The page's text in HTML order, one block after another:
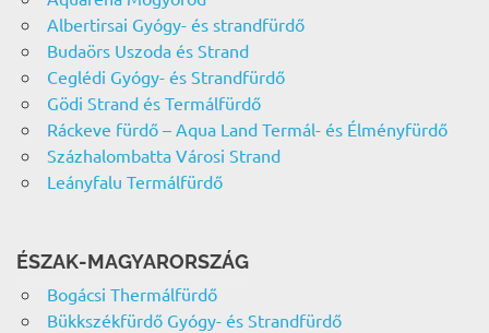
Albertirsai Gyógy- és strandfürdő
Budaörs Uszoda és Strand
Ceglédi Gyógy- és Strandfürdő
Gödi Strand és Termálfürdő
Ráckeve fürdő – Aqua Land Termál- és Élményfürdő
Százhalombatta Városi Strand
Leányfalu Termálfürdő
ÉSZAK-MAGYARORSZÁG
Bogácsi Thermálfürdő
Bükkszékfürdő Gyógy- és Strandfürdő